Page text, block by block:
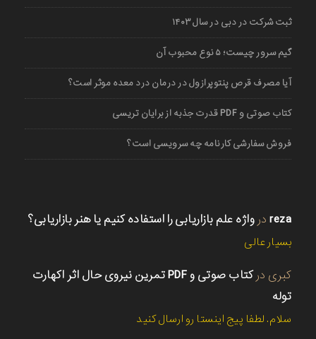
ثبت شرکت در دبی در سال ۱۴۰۳
گیم سرور چیست؛ ۵ نوع محبوب آن
آیا مصرف قرص پنتوپرازول در درمان درد معده موثر است؟
کتاب صوتی و PDF قدرت جذبه از برایان تریسی
فروش سفارشی کارنامه چه سرویسی است؟
reza در واژه علم بازاریابی را استفاده کنیم یا هنر بازاریابی؟
بسیار عالی
کبری در
کتاب صوتی و PDF تمرین نیروی حال اثر اکهارت
توله
سلام. لطفا پیج اینستا رو ارسال کنید